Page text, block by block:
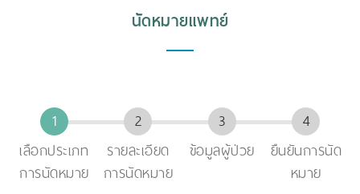
นัดหมายแพทย์
เลือกประเภท
การนัดหมาย
รายละเอียด
การนัดหมาย
ข้อมูลผู้ป่วย
ยืนยันการนัด
หมาย